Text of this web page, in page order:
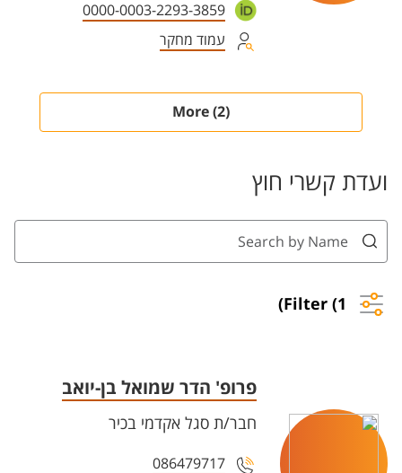
0000-0003-2293-3859
עמוד מחקר
(2) More
ועדת קשרי חוץ
Filter (1)
פרופ' הדר שמואל בן-יואב
חבר/ת סגל אקדמי בכיר
086479717